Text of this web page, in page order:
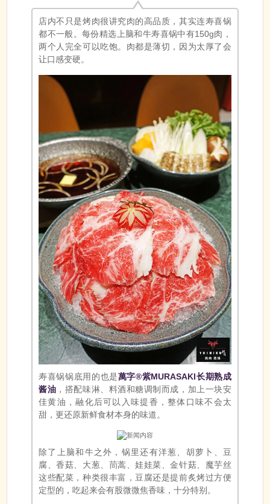
店内不只是烤肉很讲究肉的高品质，其实连寿喜锅
都不一般。每份精选上脑和牛寿喜锅中有150g肉，
两个人完全可以吃饱。肉都是薄切，因为太厚了会
让口感变硬。
寿喜锅锅底用的也是萬字®紫MURASAKI长期熟成
酱油 ，搭配味淋、料酒和糖调制而成，加上一块安
佳黄油，融化后可以入味提香，整体口味不会太
甜，更还原新鲜食材本身的味道。
除了上脑和牛之外，锅里还有洋葱、胡萝卜、豆
腐、香菇、大葱、茼蒿、娃娃菜、金针菇、魔芋丝
这些配菜，种类很丰富，豆腐还是提前炙烤过方便
定型的，吃起来会有股微微焦香味，十分特别。